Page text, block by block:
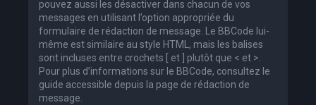
pouvez aussi les désactiver dans chacun de vos
messages en utilisant l’option appropriée du
formulaire de rédaction de message. Le BBCode lui-
même est similaire au style HTML, mais les balises
sont incluses entre crochets [ et ] plutôt que < et >.
Pour plus d’informations sur le BBCode, consultez le
guide accessible depuis la page de rédaction de
message.